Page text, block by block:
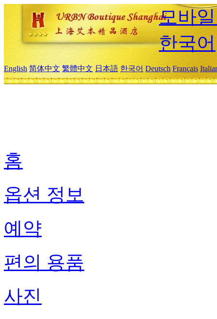
모바
한국어
English 简体中文 繁體中文 日本語 한국어 Deutsch Français
홈
옵션 정보
예약
편의 용품
사진